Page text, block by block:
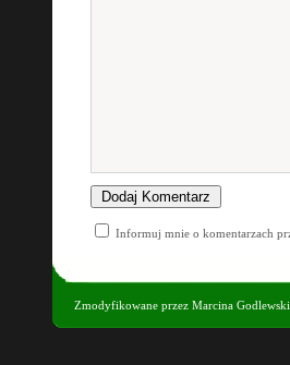
Informuj mnie o komentarzach
Zmodyfikowane przez Marcina